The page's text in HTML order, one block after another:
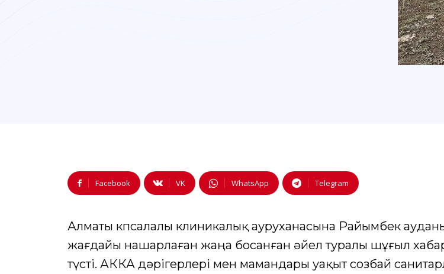
Facebook VK WhatsApp Telegram
Алматы көпсалалы клиникалық ауруханасына Райымбек
жағдайы нашарлаған жаңа босанған әйел туралы шұғыл
түсті. АККА дәрігерлері мен мамандары уақыт созбай